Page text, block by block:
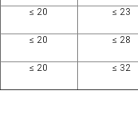
≤ 20 ≤ 23
≤ 20 ≤ 28
≤ 20 ≤ 32